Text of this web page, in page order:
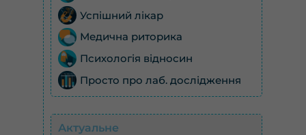
Успішний лікар
Медична риторика
Психологія відносин
Просто про лаб. дослідження
Актуальне